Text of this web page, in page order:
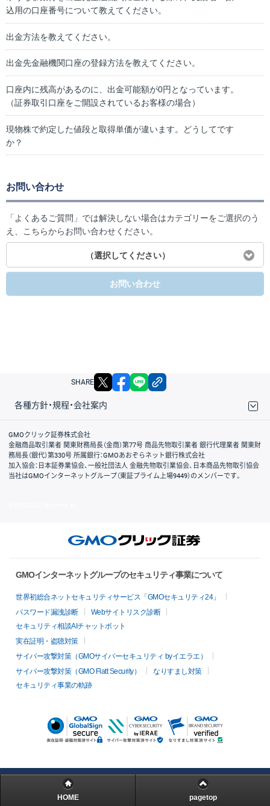
込用の口座番号について教えてください。
出金方法を教えてください。
出金先金融機関口座の登録方法を教えてください。
口座内に残高があるのに、出金可能額が0円となっています。
（証券取引口座をご開設されているお客様の場合）
現物株で約定した値段と取得単価が違います。どうしてです
か？
お問い合わせ
「よくあるご質問」では解決しない場合はカテゴリーをご選択のう
え、こちらからお問い合わせください。
（選択してください）
お問い合わせ
SHARE X facebook
各種方針・規程・会社案内
取引規程・約款
サイトマップ
その他のご案内
個人情報保護方針
最良執行方針
サイトのご利用について
ディスクレイマー
信託保全
リスク説明
会社案内
GMOクリック証券株式会社
金融商品取引業者 関東財務局長（金商）第77号 商品先物取引業者 銀行代理業者 関東財
務局長（銀代）第330号 所属銀行：GMOあおぞらネット銀行株式会社
加入協会：日本証券業協会、一般社団法人 金融先物取引業協会、日本商品先物取引協会
当社はGMOインターネットグループ（東証プライム上場9449）のメンバーです。
GMOインターネットグループのセキュリティ事業について
世界初総合ネットセキュリティサービス「GMOセキュリティ24」
パスワード漏洩診断
Webサイトリスク診断
セキュリティ相談AIチャットボット
実在証明・盗聴対策
サイバー攻撃対策（GMOサイバーセキュリティ byイエラエ）
サイバー攻撃対策（GMO Flatt Security）
なりすまし対策
セキュリティ事業の軌跡
HOME pagetop